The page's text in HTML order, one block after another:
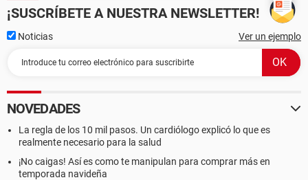
¡SUSCRÍBETE A NUESTRA NEWSLETTER!
Noticias Ver un ejemplo
NOVEDADES
La regla de los 10 mil pasos. Un cardiólogo explicó lo que es
realmente necesario para la salud
¡No caigas! Así es como te manipulan para comprar más en
temporada navideña